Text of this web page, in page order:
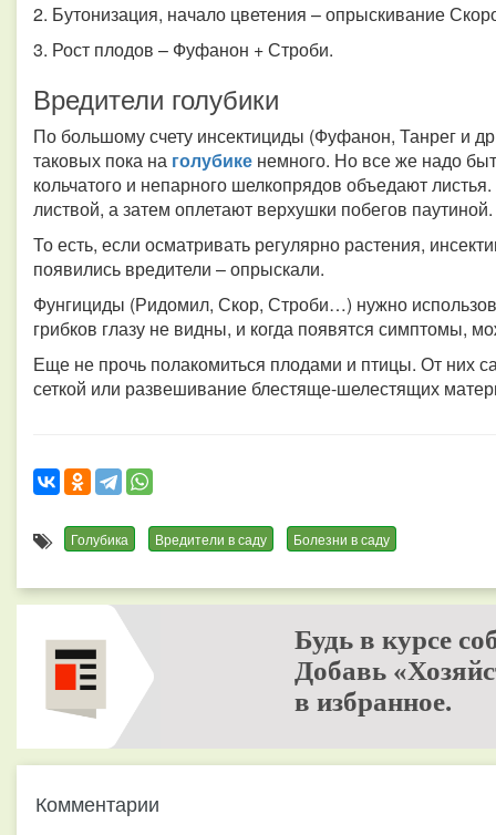
2. Бутонизация, начало цветения – опрыскивание
3. Рост плодов – Фуфанон + Строби.
Вредители голубики
По большому счету инсектициды (Фуфанон, Танрег и
таковых пока на голубике немного. Но все же надо
кольчатого и непарного шелкопрядов объедают
листвой, а затем оплетают верхушки побегов
То есть, если осматривать регулярно растения,
появились вредители – опрыскали.
Фунгициды (Ридомил, Скор, Строби…) нужно
грибков глазу не видны, и когда появятся симптомы,
Еще не прочь полакомиться плодами и птицы. От них
сеткой или развешивание блестяще-шелестящих
Голубика Вредители в саду Болезни в саду
Будь в курсе
Добавь
в избранное.
Комментарии